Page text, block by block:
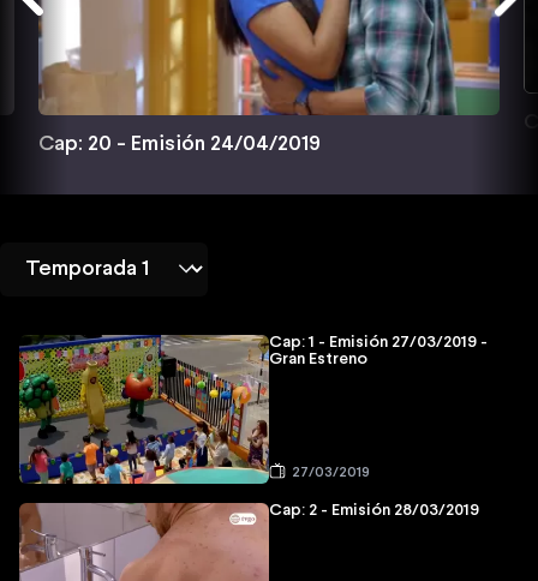
Cap: 20 - Emisión 24/04/2019
Cap: 1 - Emisión 27/03/2019 -
Gran Estreno
27/03/2019
Cap: 2 - Emisión 28/03/2019